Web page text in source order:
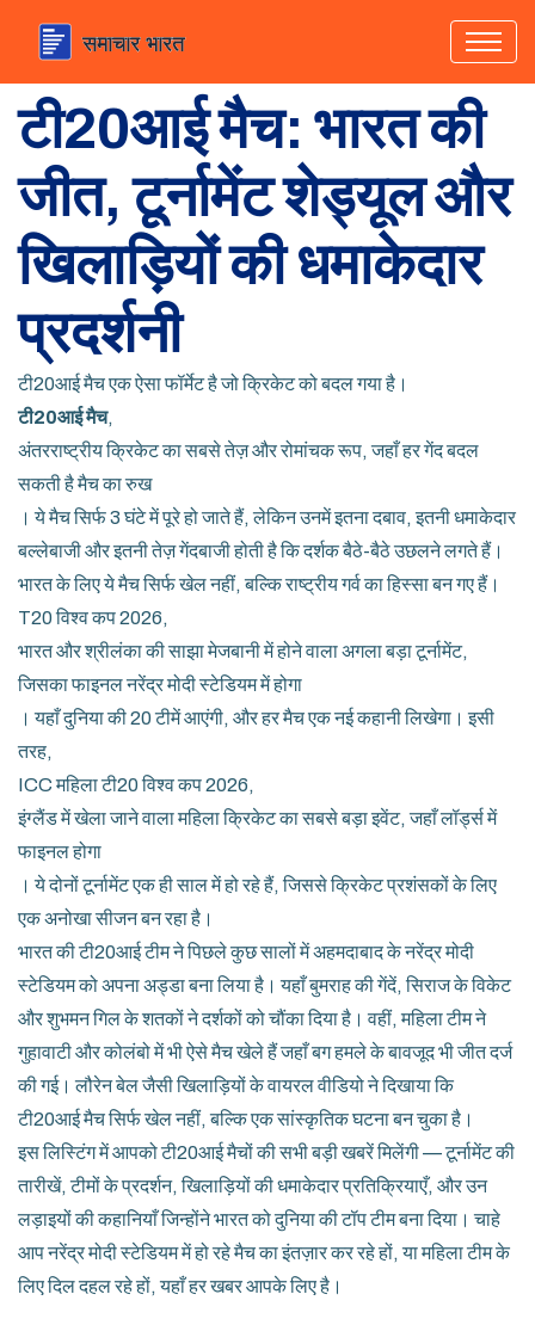
टी20आई मैच: भारत की
जीत, टूर्नामेंट शेड्यूल और
खिलाड़ियों की धमाकेदार
प्रदर्शनी
टी20आई मैच एक ऐसा फॉर्मेट है जो क्रिकेट को बदल गया है।
टी20आई मैच,
अंतरराष्ट्रीय क्रिकेट का सबसे तेज़ और रोमांचक रूप, जहाँ हर गेंद बदल
सकती है मैच का रुख
। ये मैच सिर्फ 3 घंटे में पूरे हो जाते हैं, लेकिन उनमें इतना दबाव, इतनी धमाकेदार
बल्लेबाजी और इतनी तेज़ गेंदबाजी होती है कि दर्शक बैठे-बैठे उछलने लगते हैं।
भारत के लिए ये मैच सिर्फ खेल नहीं, बल्कि राष्ट्रीय गर्व का हिस्सा बन गए हैं।
T20 विश्व कप 2026,
भारत और श्रीलंका की साझा मेजबानी में होने वाला अगला बड़ा टूर्नामेंट,
जिसका फाइनल नरेंद्र मोदी स्टेडियम में होगा
। यहाँ दुनिया की 20 टीमें आएंगी, और हर मैच एक नई कहानी लिखेगा। इसी
तरह,
ICC महिला टी20 विश्व कप 2026,
इंग्लैंड में खेला जाने वाला महिला क्रिकेट का सबसे बड़ा इवेंट, जहाँ लॉर्ड्स में
फाइनल होगा
। ये दोनों टूर्नामेंट एक ही साल में हो रहे हैं, जिससे क्रिकेट प्रशंसकों के लिए
एक अनोखा सीजन बन रहा है।
भारत की टी20आई टीम ने पिछले कुछ सालों में अहमदाबाद के नरेंद्र मोदी
स्टेडियम को अपना अड्डा बना लिया है। यहाँ बुमराह की गेंदें, सिराज के विकेट
और शुभमन गिल के शतकों ने दर्शकों को चौंका दिया है। वहीं, महिला टीम ने
गुहावाटी और कोलंबो में भी ऐसे मैच खेले हैं जहाँ बग हमले के बावजूद भी जीत दर्ज
की गई। लौरेन बेल जैसी खिलाड़ियों के वायरल वीडियो ने दिखाया कि
टी20आई मैच सिर्फ खेल नहीं, बल्कि एक सांस्कृतिक घटना बन चुका है।
इस लिस्टिंग में आपको टी20आई मैचों की सभी बड़ी खबरें मिलेंगी — टूर्नामेंट की
तारीखें, टीमों के प्रदर्शन, खिलाड़ियों की धमाकेदार प्रतिक्रियाएँ, और उन
लड़ाइयों की कहानियाँ जिन्होंने भारत को दुनिया की टॉप टीम बना दिया। चाहे
आप नरेंद्र मोदी स्टेडियम में हो रहे मैच का इंतज़ार कर रहे हों, या महिला टीम के
लिए दिल दहल रहे हों, यहाँ हर खबर आपके लिए है।